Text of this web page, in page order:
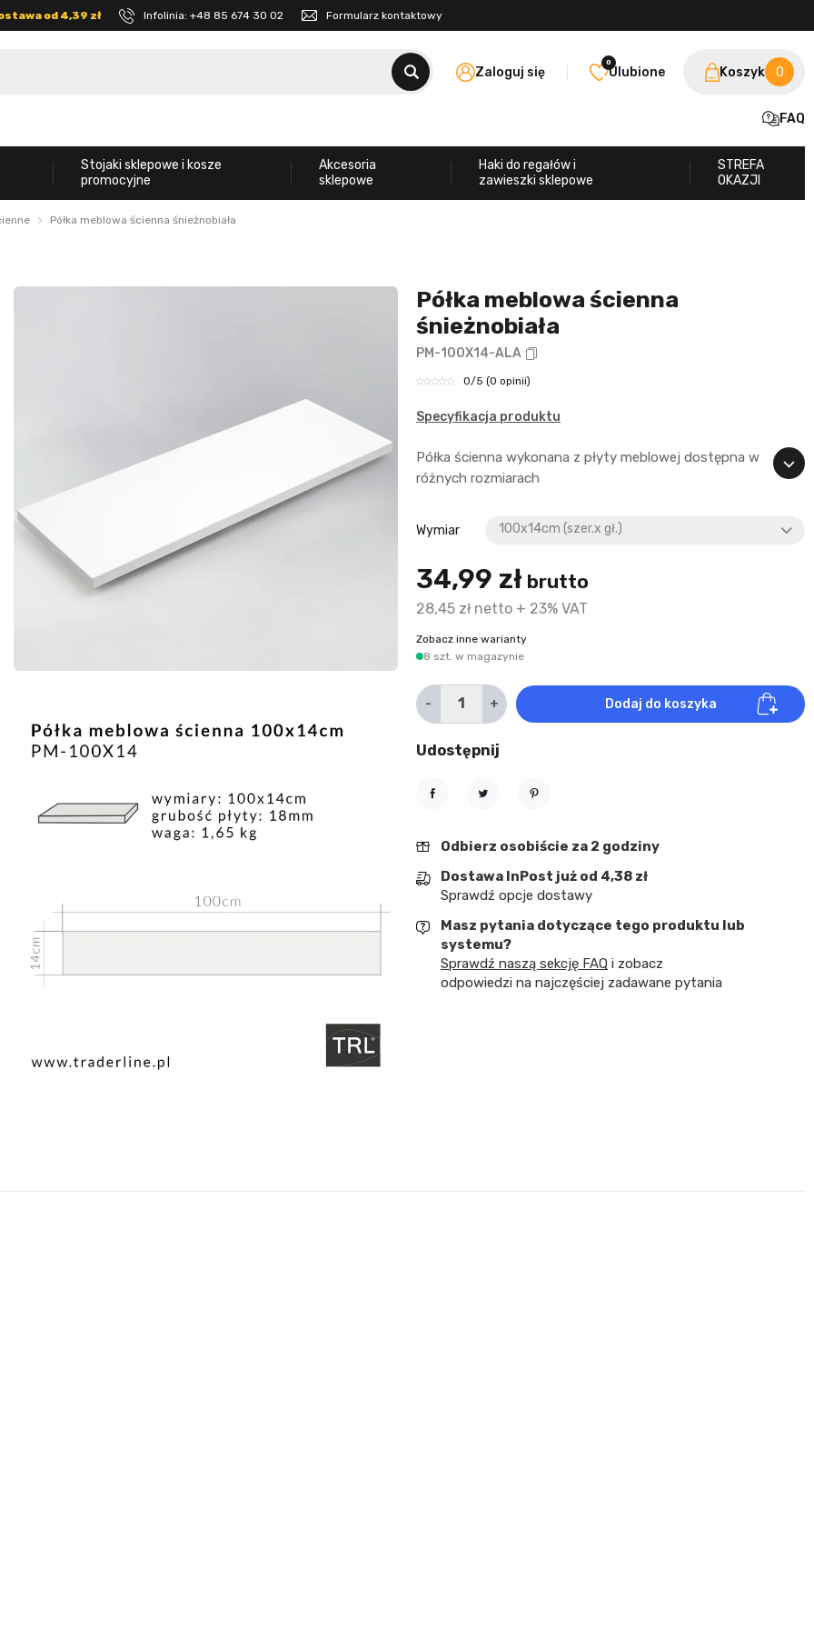
od 4,39 zł Infolinia: +48 85 674 30 02 Formularz kontaktowy
Zaloguj się Ulubione
0
Koszyk 0
FAQ
Stojaki sklepowe i kosze
promocyjne
Akcesoria
sklepowe
Haki do regałów i
zawieszki sklepowe
STREFA
OKAZJI
Półka meblowa ścienna śnieżnobiała
Półka meblowa ścienna
śnieżnobiała
PM-100X14-ALA
0/5 (0 opinii)
Specyfikacja produktu
Półka ścienna wykonana z płyty meblowej dostępna w
różnych rozmiarach
Wymiar
34,99 zł brutto
28,45 zł netto + 23% VAT
Zobacz inne warianty
8 szt. w magazynie
- + Dodaj do koszyka
Udostępnij
Odbierz osobiście za 2 godziny
Dostawa InPost już od 4,38 zł
Sprawdź opcje dostawy
Masz pytania dotyczące tego produktu lub
systemu?
Sprawdź naszą sekcję FAQ i zobacz
odpowiedzi na najczęściej zadawane pytania